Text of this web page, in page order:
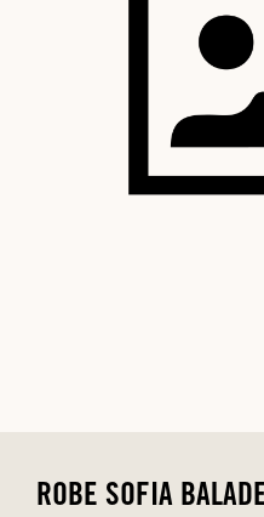
ROBE SOFIA